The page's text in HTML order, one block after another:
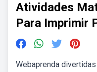
Atividades
Para Imprimir
Webaprenda